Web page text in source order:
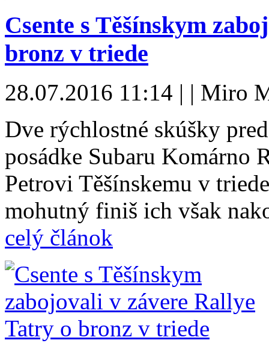
Csente s Těšínskym
bronz v triede
28.07.2016 11:14 | | Miro
Dve rýchlostné skúšky
posádke Subaru Komárno
Petrovi Těšínskemu v
mohutný finiš ich však
celý článok